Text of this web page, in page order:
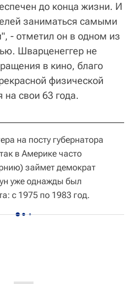
до конца жизни. И
заниматься самыми
- отметил он в одном из
Шварценеггер не
в кино, благо
физической
свои 63 года.
на посту губернатора
в Америке часто
займет демократ
уже однажды был
с 1975 по 1983 год.